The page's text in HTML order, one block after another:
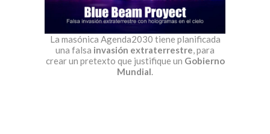
La masónica Agenda2030 tiene planificada
una falsa invasión extraterrestre, para
crear un pretexto que justifique un Gobierno
Mundial.